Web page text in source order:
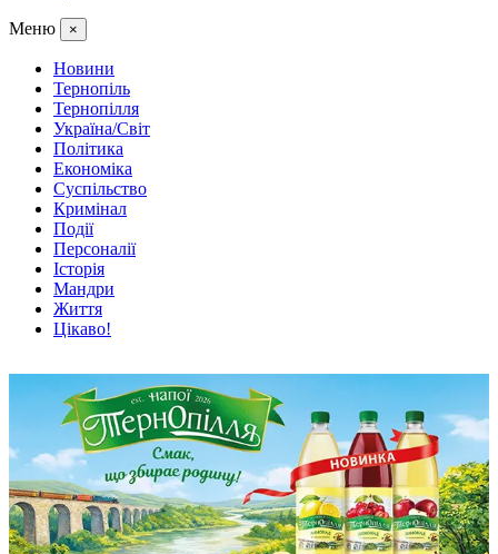
Меню ×
Новини
Тернопіль
Тернопілля
Україна/Світ
Політика
Економіка
Суспільство
Кримінал
Події
Персоналії
Історія
Мандри
Життя
Цікаво!